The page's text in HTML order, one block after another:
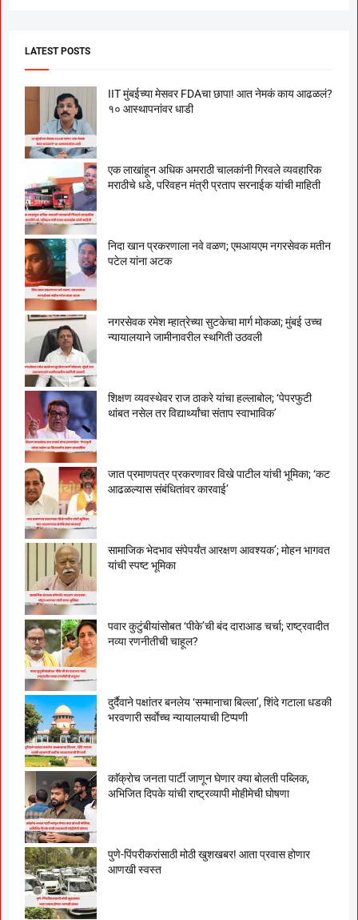
LATEST POSTS
IIT मुंबईच्या मेसवर FDAचा छापा! आत नेमकं काय आढळलं?
१० आस्थापनांवर धाडी
एक लाखांहून अधिक अमराठी चालकांनी गिरवले व्यवहारिक
मराठीचे धडे, परिवहन मंत्री प्रताप सरनाईक यांची माहिती
निदा खान प्रकरणाला नवे वळण; एमआयएम नगरसेवक मतीन
पटेल यांना अटक
नगरसेवक रमेश म्हात्रेच्या सुटकेचा मार्ग मोकळा; मुंबई उच्च
न्यायालयाने जामीनावरील स्थगिती उठवली
शिक्षण व्यवस्थेवर राज ठाकरे यांचा हल्लाबोल; ‘पेपरफुटी
थांबत नसेल तर विद्यार्थ्यांचा संताप स्वाभाविक’
जात प्रमाणपत्र प्रकरणावर विखे पाटील यांची भूमिका; ‘कट
आढळल्यास संबंधितांवर कारवाई’
सामाजिक भेदभाव संपेपर्यंत आरक्षण आवश्यक’; मोहन भागवत
यांची स्पष्ट भूमिका
पवार कुटुंबीयांसोबत ‘पीके’ची बंद दाराआड चर्चा; राष्ट्रवादीत
नव्या रणनीतीची चाहूल?
दुर्दैवाने पक्षांतर बनलेय ‘सन्मानाचा बिल्ला’, शिंदे गटाला धडकी
भरवणारी सर्वाेच्च न्यायालयाची टिप्पणी
काॅक्राेच जनता पार्टी जाणून घेणार क्या बाेलती पब्लिक,
अभिजित दिपके यांची राष्ट्रव्यापी माेहीमेची घाेषणा
पुणे-पिंपरीकरांसाठी मोठी खुशखबर! आता प्रवास होणार
आणखी स्वस्त